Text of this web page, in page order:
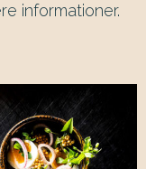
informationer.